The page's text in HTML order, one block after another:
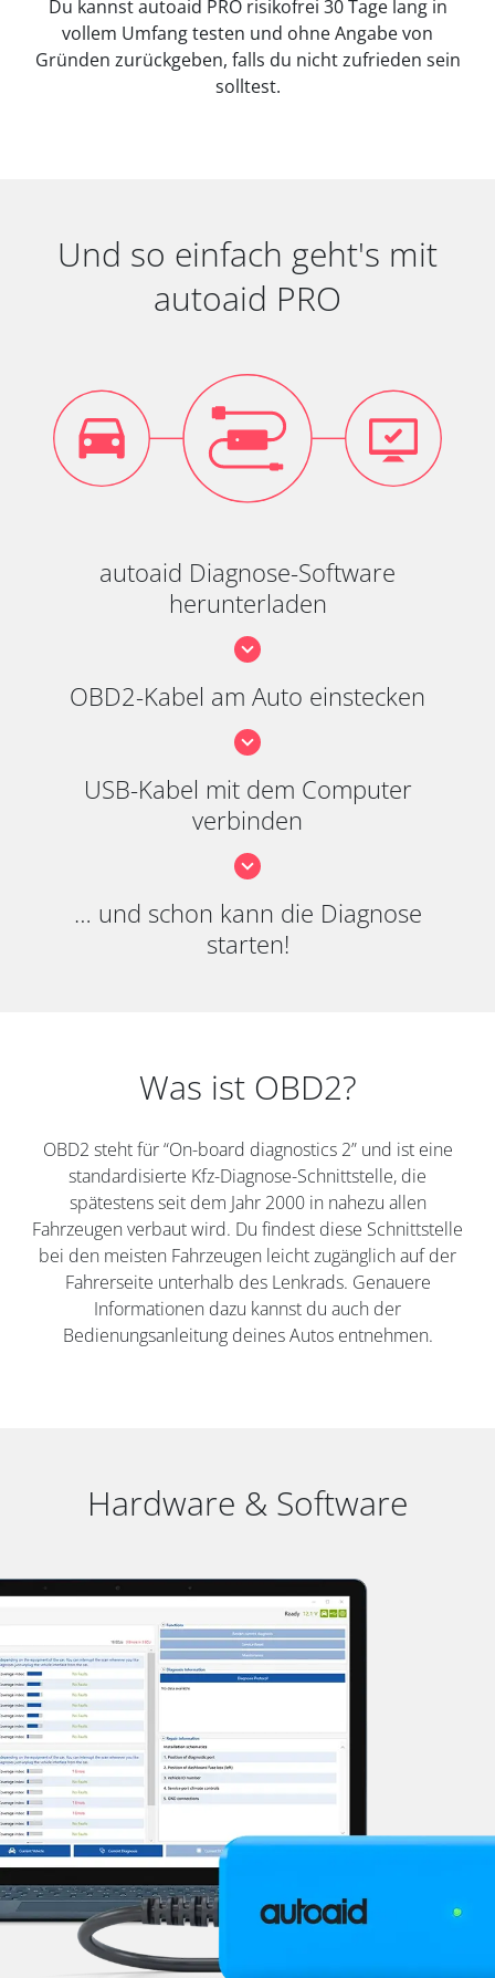
Du kannst autoaid PRO risikofrei 30 Tage lang in
vollem Umfang testen und ohne Angabe von
Gründen zurückgeben, falls du nicht zufrieden sein
solltest.
Und so einfach geht's mit
autoaid PRO
autoaid Diagnose-Software
herunterladen
OBD2-Kabel am Auto einstecken
USB-Kabel mit dem Computer
verbinden
… und schon kann die Diagnose
starten!
Was ist OBD2?
OBD2 steht für “On-board diagnostics 2” und ist eine
standardisierte Kfz-Diagnose-Schnittstelle, die
spätestens seit dem Jahr 2000 in nahezu allen
Fahrzeugen verbaut wird. Du findest diese Schnittstelle
bei den meisten Fahrzeugen leicht zugänglich auf der
Fahrerseite unterhalb des Lenkrads. Genauere
Informationen dazu kannst du auch der
Bedienungsanleitung deines Autos entnehmen.
Hardware & Software